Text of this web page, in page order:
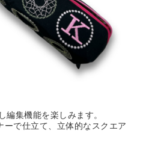
編集機能を楽しみます。
ーで仕立て、立体的なスクエア